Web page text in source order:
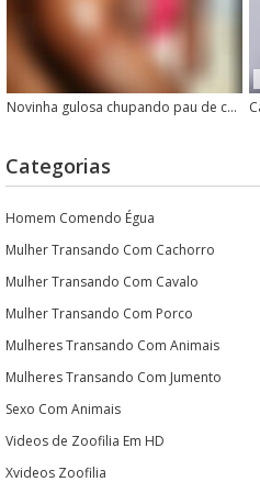
Novinha gulosa chupando pau de cachorro enorme
Categorias
Homem Comendo Égua
Mulher Transando Com Cachorro
Mulher Transando Com Cavalo
Mulher Transando Com Porco
Mulheres Transando Com Animais
Mulheres Transando Com Jumento
Sexo Com Animais
Videos de Zoofilia Em HD
Xvideos Zoofilia